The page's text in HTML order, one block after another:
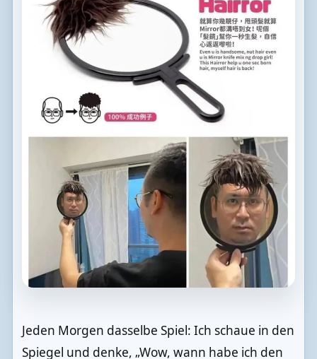
Jeden Morgen dasselbe Spiel: Ich schaue in den
Spiegel und denke, „Wow, wann habe ich den